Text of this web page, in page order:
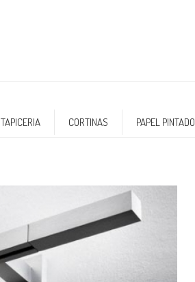
TAPICERIA CORTINAS PAPEL PINTADO